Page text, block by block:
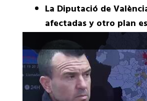
La Diputació de
afectadas y otro plan